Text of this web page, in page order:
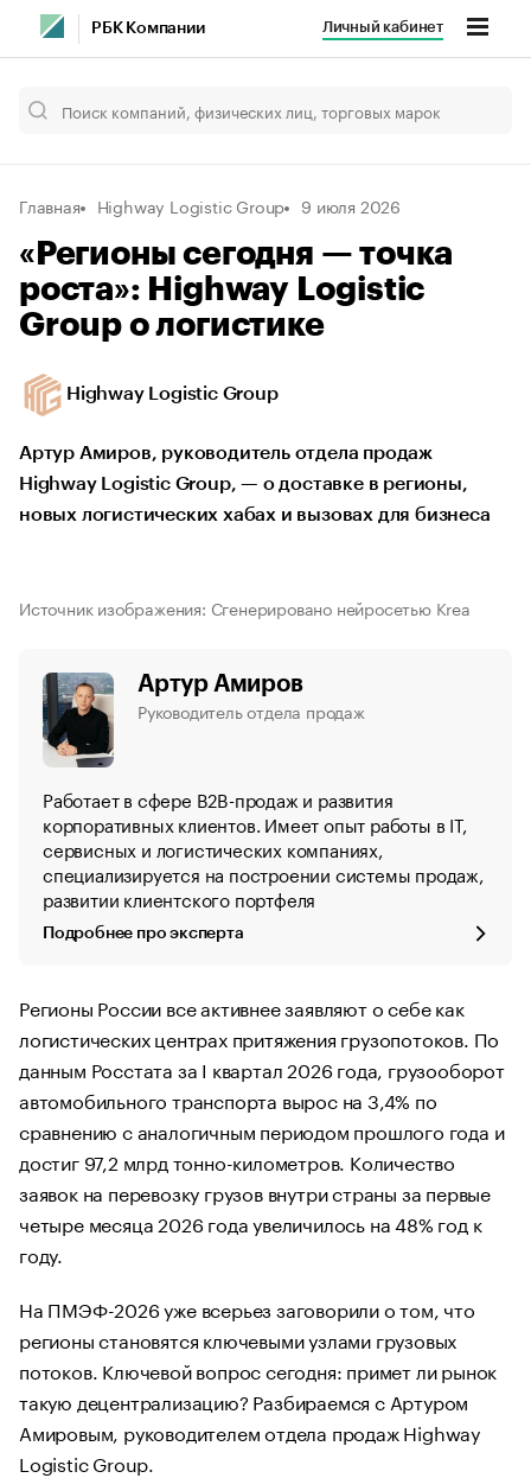
РБК Компании Личный кабинет
Главная Highway Logistic Group 9 июля 2026
«Регионы сегодня — точка
роста»: Highway Logistic
Group о логистике
Highway Logistic Group
Артур Амиров, руководитель отдела продаж
Highway Logistic Group, — о доставке в регионы,
новых логистических хабах и вызовах для бизнеса
Источник изображения: Сгенерировано нейросетью Krea
Артур Амиров
Руководитель отдела продаж
Работает в сфере B2B-продаж и развития
корпоративных клиентов. Имеет опыт работы в IT,
сервисных и логистических компаниях,
специализируется на построении системы продаж,
развитии клиентского портфеля
Подробнее про эксперта
Регионы России все активнее заявляют о себе как
логистических центрах притяжения грузопотоков. По
данным Росстата за I квартал 2026 года, грузооборот
автомобильного транспорта вырос на 3,4% по
сравнению с аналогичным периодом прошлого года и
достиг 97,2 млрд тонно-километров. Количество
заявок на перевозку грузов внутри страны за первые
четыре месяца 2026 года увеличилось на 48% год к
году.
На ПМЭФ-2026 уже всерьез заговорили о том, что
регионы становятся ключевыми узлами грузовых
потоков. Ключевой вопрос сегодня: примет ли рынок
такую децентрализацию? Разбираемся с Артуром
Амировым, руководителем отдела продаж Highway
Logistic Group.